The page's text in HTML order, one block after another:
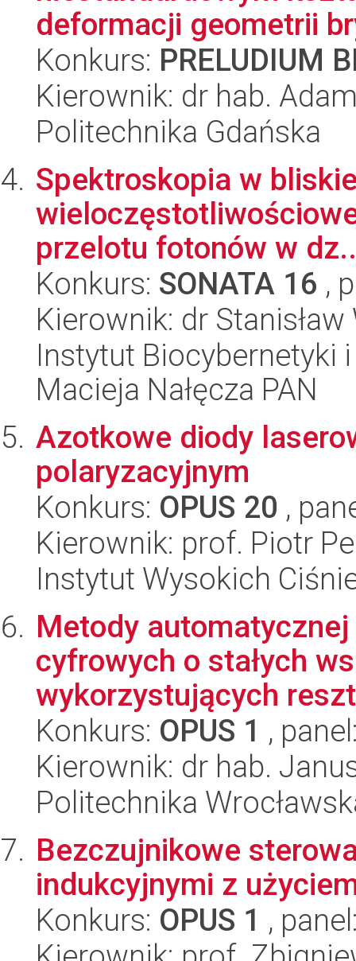
deformacji geometrii
Konkurs: PRELUDIUM
Kierownik: dr hab.
Politechnika Gdańska
Spektroskopia w
przelotu fotonów w
Konkurs: SONATA 16 ,
Kierownik: dr
Instytut Biocybernetyki
Macieja Nałęcza PAN
Azotkowe diody
polaryzacyjnym
Konkurs: OPUS 20 ,
Kierownik: prof. Piotr
Instytut Wysokich
Metody
cyfrowych o stałych
wykorzystujących
Konkurs: OPUS 1 ,
Kierownik: dr hab.
Politechnika
Bezczujnikowe
indukcyjnymi z
Konkurs: OPUS 1 ,